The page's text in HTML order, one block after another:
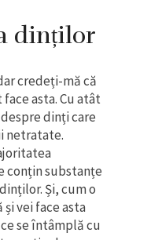
dinților
credeți-mă că
asta. Cu atât
dinți care
netratate.
conțin substanțe
Și, cum o
vei face asta
se întâmplă cu